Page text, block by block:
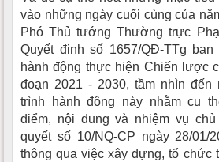
vào những ngày cuối cùng của
Phó Thủ tướng Thường trực
Quyết định số 1657/QĐ-TTg
hành động thực hiện Chiến lược
đoạn 2021 - 2030, tầm nhìn đến
trình hành động này nhằm cụ
điểm, nội dung và nhiệm vụ
quyết số 10/NQ-CP ngày 28/01/
thông qua việc xây dựng, tổ chức